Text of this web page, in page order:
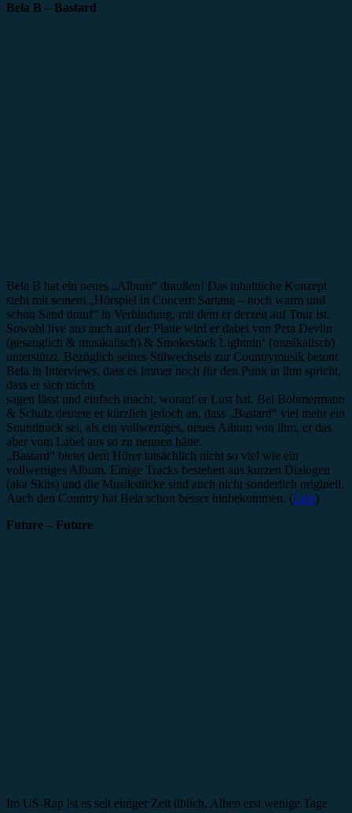
Bela B – Bastard
Bela B hat ein neues „Album“ draußen! Das inhaltliche Konzept
steht mit seinem „Hörspiel in Concert: Sartana – noch warm und
schon Sand drauf“ in Verbindung, mit dem er derzeit auf Tour ist.
Sowohl live aus auch auf der Platte wird er dabei von Peta Devlin
(gesanglich & musikalisch) & Smokestack Lightnin‘ (musikalisch)
unterstützt. Bezüglich seines Stilwechsels zur Countrymusik betont
Bela in Interviews, dass es immer noch für den Punk in ihm spricht,
dass er sich nichts
sagen lässt und einfach macht, worauf er Lust hat. Bei Böhmermann
& Schulz deutete er kürzlich jedoch an, dass „Bastard“ viel mehr ein
Soundtrack sei, als ein vollwertiges, neues Album von ihm, er das
aber vom Label aus so zu nennen hätte.
„Bastard“ bietet dem Hörer tatsächlich nicht so viel wie ein
vollwertiges Album. Einige Tracks bestehen aus kurzen Dialogen
(aka Skits) und die Musikstücke sind auch nicht sonderlich originell.
Auch den Country hat Bela schon besser hinbekommen. (Luis)
Future – Future
Im US-Rap ist es seit einiger Zeit üblich, Alben erst wenige Tage